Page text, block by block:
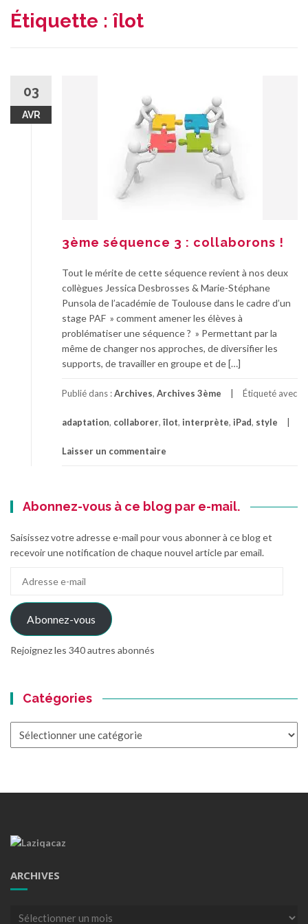
Étiquette :îlot
03
AVR
3ème séquence 3 : collaborons !
Tout le mérite de cette séquence revient à nos deux
collègues Jessica Desbrosses & Marie-Stéphane
Punsola de l’académie de Toulouse dans le cadre d’un
stage PAF » comment amener les élèves à
problématiser une séquence ? » Permettant par la
même de changer nos approches, de diversifier les
supports, de travailler en groupe et de […]
Publié dans :Archives, Archives 3ème Étiqueté avec
adaptation, collaborer, îlot, interprète, iPad, style
Laisser un commentaire
Abonnez-vous à ce blog par e-mail.
Saisissez votre adresse e-mail pour vous abonner à ce blog et
recevoir une notification de chaque nouvel article par email.
mail
Abonnez-vous
Rejoignez les 340 autres abonnés
Catégories
ARCHIVES
Archives